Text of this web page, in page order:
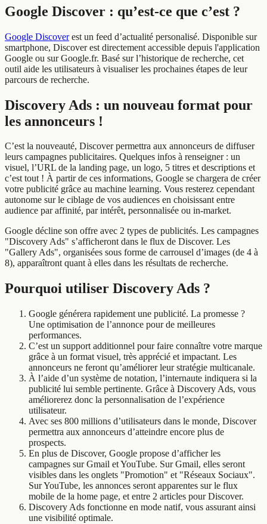
Google Discover : qu’est-ce que c’est ?
Google Discoverest un feed d’actualité personalisé. Disponible sur
smartphone, Discover est directement accessible depuis l'application
Google ou sur Google.fr. Basé sur l’historique de recherche, cet
outil aide les utilisateurs à visualiser les prochaines étapes de leur
parcours de recherche.
Discovery Ads : un nouveau format pour
les annonceurs !
C’est la nouveauté, Discover permettra aux annonceurs de diffuser
leurs campagnes publicitaires. Quelques infos à renseigner : un
visuel, l’URL de la landing page, un logo, 5 titres et descriptions et
c’est tout ! À partir de ces informations, Google se chargera de créer
votre publicité grâce au machine learning. Vous resterez cependant
autonome sur le ciblage de vos audiences en choisissant entre
audience par affinité, par intérêt, personnalisée ou in-market.
Google décline son offre avec 2 types de publicités. Les campagnes
"Discovery Ads" s’afficheront dans le flux de Discover. Les
"Gallery Ads", organisées sous forme de carrousel d’images (de 4 à
8), apparaîtront quant à elles dans les résultats de recherche.
Pourquoi utiliser Discovery Ads ?
Google générera rapidement une publicité. La promesse ?
Une optimisation de l’annonce pour de meilleures
performances.
C’est un support additionnel pour faire connaître votre marque
grâce à un format visuel, très apprécié et impactant. Les
annonceurs ne feront qu’améliorer leur stratégie multicanale.
À l’aide d’un système de notation, l’internaute indiquera si la
publicité lui semble pertinente. Grâce à Discovery Ads, vous
améliorerez donc la personnalisation de l’expérience
utilisateur.
Avec ses 800 millions d’utilisateurs dans le monde, Discover
permettra aux annonceurs d’atteindre encore plus de
prospects.
En plus de Discover, Google propose d’afficher les
campagnes sur Gmail et YouTube. Sur Gmail, elles seront
visibles dans les onglets "Promotion" et "Réseaux Sociaux".
Sur YouTube, les annonces seront apparentes sur le flux
mobile de la home page, et entre 2 articles pour Discover.
Discovery Ads fonctionne en mode natif, vous assurant ainsi
une visibilité optimale.